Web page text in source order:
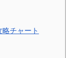
チャート